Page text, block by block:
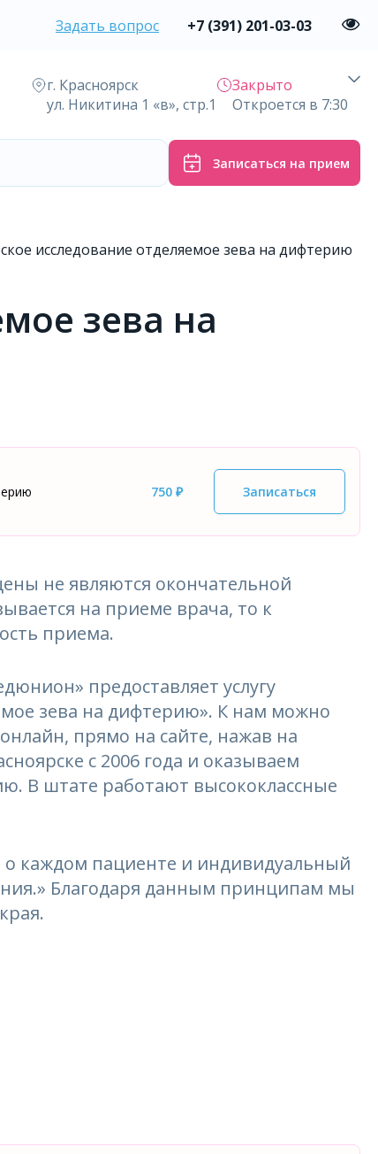
Задать вопрос +7 (391) 201-03-03
г. Красноярск
ул. Никитина 1 «в», стр.1
Закрыто
Откроется в 7:30
Записаться на прием
исследование отделяемое зева на дифтерию
зева на
750 ₽ Записаться
не являются окончательной
на приеме врача, то к
приема.
предоставляет услугу
зева на дифтерию». К нам можно
прямо на сайте, нажав на
с 2006 года и оказываем
В штате работают высококлассные
каждом пациенте и индивидуальный
Благодаря данным принципам мы